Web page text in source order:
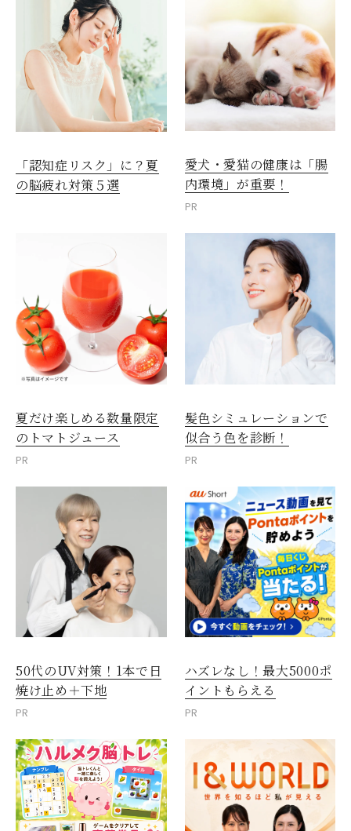
「認知症リスク」に？夏
の脳疲れ対策５選
愛犬・愛猫の健康は「腸
内環境」が重要！
PR
夏だけ楽しめる数量限定
のトマトジュース
PR
髪色シミュレーションで
似合う色を診断！
PR
50代のUV対策！1本で日
焼け止め＋下地
PR
ハズレなし！最大5000ポ
イントもらえる
PR